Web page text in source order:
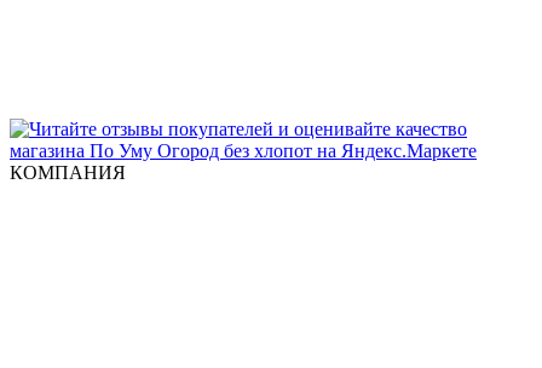
КОМПАНИЯ